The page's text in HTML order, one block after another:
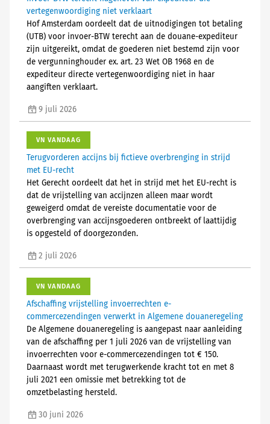
vertegenwoordiging niet verklaart
Hof Amsterdam oordeelt dat de uitnodigingen tot betaling
(UTB) voor invoer-BTW terecht aan de douane-expediteur
zijn uitgereikt, omdat de goederen niet bestemd zijn voor
de vergunninghouder ex. art. 23 Wet OB 1968 en de
expediteur directe vertegenwoordiging niet in haar
aangiften verklaart.
9 juli 2026
VN VANDAAG
Terugvorderen accijns bij fictieve overbrenging in strijd
met EU-recht
Het Gerecht oordeelt dat het in strijd met het EU-recht is
dat de vrijstelling van accijnzen alleen maar wordt
geweigerd omdat de vereiste documentatie voor de
overbrenging van accijnsgoederen ontbreekt of laattijdig
is opgesteld of doorgezonden.
2 juli 2026
VN VANDAAG
Afschaffing vrijstelling invoerrechten e-
commercezendingen verwerkt in Algemene douaneregeling
De Algemene douaneregeling is aangepast naar aanleiding
van de afschaffing per 1 juli 2026 van de vrijstelling van
invoerrechten voor e-commercezendingen tot € 150.
Daarnaast wordt met terugwerkende kracht tot en met 8
juli 2021 een omissie met betrekking tot de
omzetbelasting hersteld.
30 juni 2026